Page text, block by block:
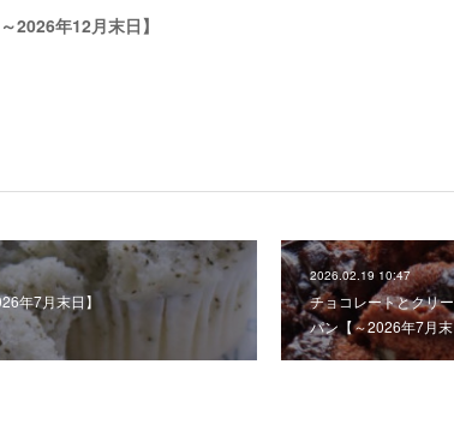
2026年12月末日】
年7月末日】
2026.02.19 10:47
チョコレートとクリ
パン【～2026年7月